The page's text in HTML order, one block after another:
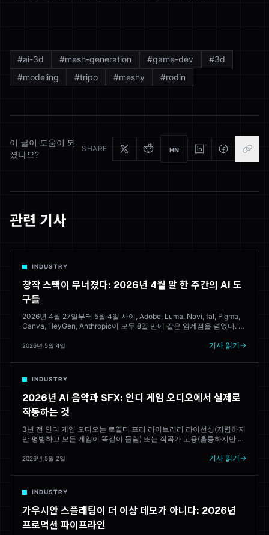
#ai-3d #mesh-generation #game-dev #3d
#modeling #tripo #meshy #rodin
이 글이 도움이 되
셨나요?
SHARE HN
관련 기사
INDUSTRY
창작 스택이 무너졌다: 2026년 4월 말 한 주간의 AI 도
구들
2026년 4월 27일부터 5월 4일 사이, Adobe, Luma, Novi, fal, Figma,
Canva, HeyGen, Anthropic이 모두 8일 만에 같은 임계점을 넘었다. 여
을 통합하려고 애쓰는 브라우저 기반 창작 도구들이 어디에 서 있는지
2026년 5월 4일 기사 읽기
INDUSTRY
2026년 AI 음악과 SFX: 인디 게임 오디오에서 실제로
작동하는 것
3년 전 인디 게임 오디오는 로열티 프리 라이브러리 라이선싱(저렴하지
만 평범하고 모든 게임이 똑같이 들림) 또는 작곡가 고용(훌륭하지만 비
어떤 도구가 실제로 작동하는지, 그리고 인간 작곡가가 여전히 필요한
2026년 5월 2일 기사 읽기
INDUSTRY
가우시안 스플래팅이 더 이상 데모가 아니다: 2026년
프로덕션 파이프라인